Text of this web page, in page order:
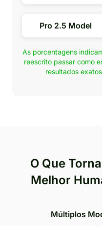
Pro 2.5 Model
As porcentagens
reescrito passar como
resultados
O Que
Melhor
Múltiplos